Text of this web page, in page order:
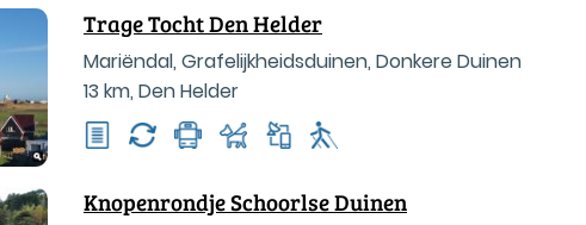
Trage Tocht Den Helder
Mariëndal, Grafelijkheidsduinen, Donkere Duinen
13 km, Den Helder
Knopenrondje Schoorlse Duinen